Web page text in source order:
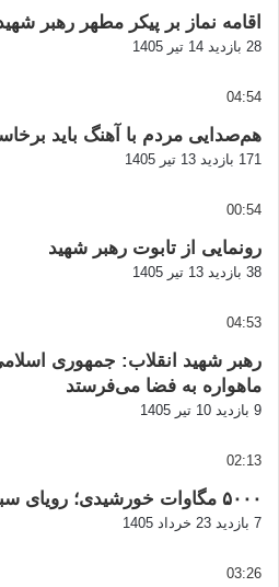
اقامه نماز بر پیکر مطهر رهبر
28 بازدید 14 تیر 1405
04:54
هم‌صدایی مردم با آهنگ باید
171 بازدید 13 تیر 1405
00:54
رونمایی از تابوت رهبر شهید
38 بازدید 13 تیر 1405
04:53
رهبر شهید انقلاب: جمهوری
ماهواره به فضا می‌فرستد
9 بازدید 10 تیر 1405
02:13
۵۰۰۰ مگاوات خورشیدی؛ رویای سبز یا وعده تکراری؟
7 بازدید 23 خرداد 1405
03:26